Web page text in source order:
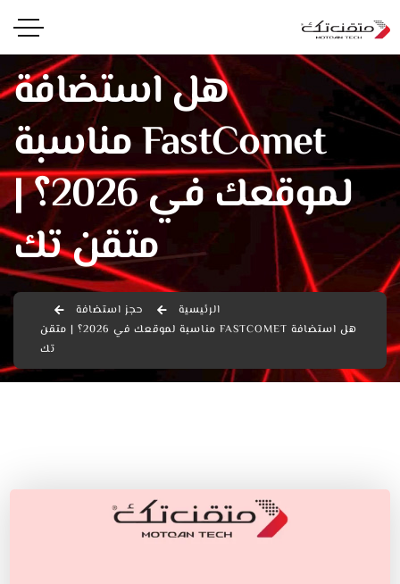
هل استضافة
FastComet مناسبة
لموقعك في 2026؟ |
متقن تك
الرئيسية
حجز استضافة
هل استضافة FASTCOMET مناسبة لموقعك في 2026؟ | متقن
تك